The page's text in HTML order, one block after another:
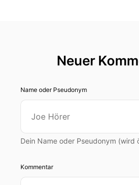
Neuer
Name oder Pseudonym
Dein Name oder Pseudonym
Kommentar